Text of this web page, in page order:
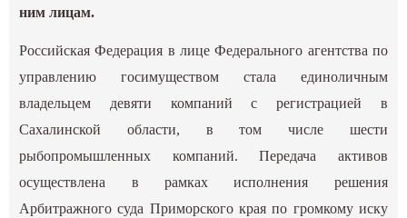
ним лицам.
Российская Федерация в лице Федерального агентства по
управлению госимуществом стала единоличным
владельцем девяти компаний с регистрацией в
Сахалинской области, в том числе шести
рыбопромышленных компаний. Передача активов
осуществлена в рамках исполнения решения
Арбитражного суда Приморского края по громкому иску